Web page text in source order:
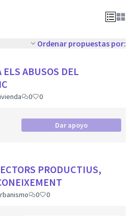
Ordenar propuestas por:
ABUSOS DEL
0 0
Dar apoyo
PRODUCTIUS,
0 0